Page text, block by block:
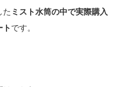
た ミスト水筒の中で実際購入
です。